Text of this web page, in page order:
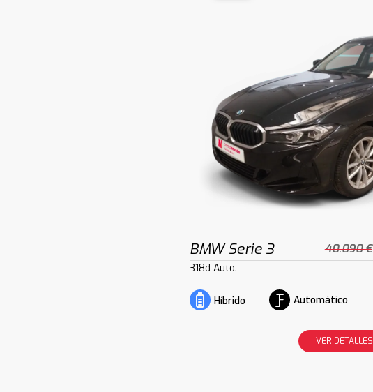
BMW Serie 3 40.090 €
318d Auto.
Híbrido Automático
VER DETALLES